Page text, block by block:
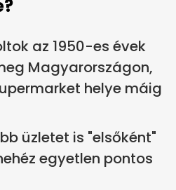
az 1950-es évek
Magyarországon,
helye máig
üzletet is "elsőként"
egyetlen pontos